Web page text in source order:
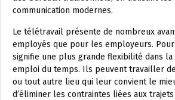
communication modernes.
Le télétravail présente de nombreux
employés que pour les employeurs.
signifie une plus grande flexibilité dans
emploi du temps. Ils peuvent travailler
ou tout autre lieu qui leur convient le
d’éliminer les contraintes liées aux